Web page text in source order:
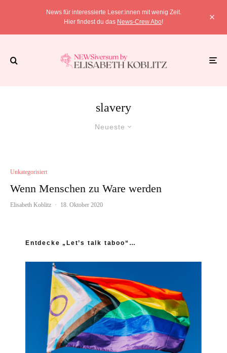
News für interessierte Leser:innen mit wenig Zeit.
Hier findest du das News-Crew Abo!
slavery
Neueste
Unkategorisiert
Wenn Menschen zu Ware werden
Elisabeth Koblitz · 18. Oktober 2020
Entdecke „Let’s talk taboo“…